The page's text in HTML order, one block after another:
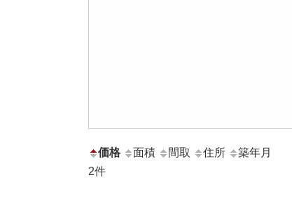
価格 面積 間取 住所
築年月
2件